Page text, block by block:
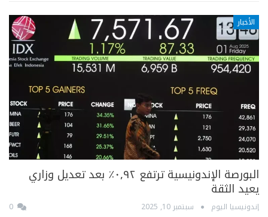
الأخبار
البورصة الإندونيسية ترتفع ٠,٩٢٪ بعد تعديل وزاري
يعيد الثقة
إندونيسيا اليوم سبتمبر 10, 2025